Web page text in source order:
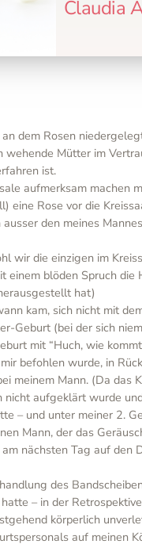
Claudia
dem Rosen
wehende Mütter im
ist.
aufmerksam
eine Rose vor die
den meines
wir die einzigen im
einem blöden Spruch
hat)
kam, sich nicht mit
Geburt (bei der sich
mit “Huch, wie
befohlen wurde, in
meinem Mann. (Da das
nicht aufgeklärt wurde
– und unter meiner 2.
Mann, der das
nächsten Tag auf den
des
– in der
körperlich
auf meinen